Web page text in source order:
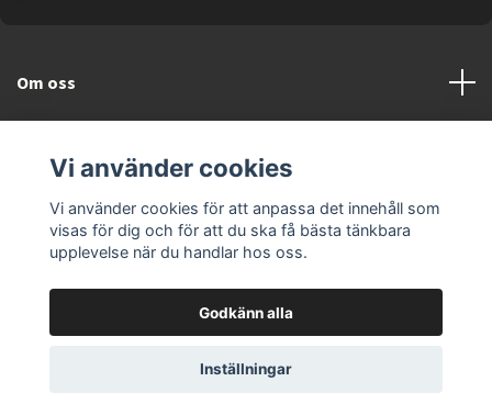
Om oss
Läs mer
© 2026 ELEKTRONIKSPECIALISTEN.SE
Vi använder cookies
Vi använder cookies för att anpassa det innehåll som
visas för dig och för att du ska få bästa tänkbara
upplevelse när du handlar hos oss.
Godkänn alla
Inställningar